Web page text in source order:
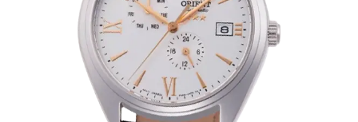
Авторизация
Каталог